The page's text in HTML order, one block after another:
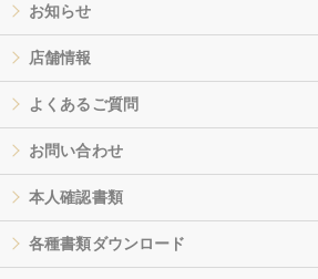
お知らせ
店舗情報
よくあるご質問
お問い合わせ
本人確認書類
各種書類ダウンロード